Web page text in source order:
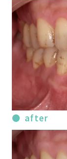
after